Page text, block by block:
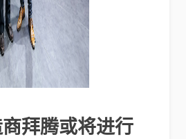
拜腾或将进行